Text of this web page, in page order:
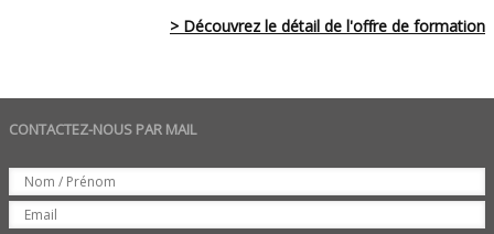
> Découvrez le détail de l'offre de formation
CONTACTEZ-NOUS PAR MAIL
Set
Nom
Email